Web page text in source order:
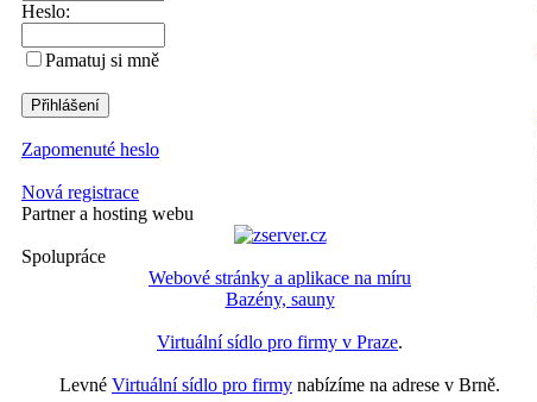
Heslo:
Pamatuj si mně
Zapomenuté heslo
Nová registrace
Partner a hosting webu
Spolupráce
Webové stránky a aplikace na míru
Bazény, sauny
Virtuální sídlo pro firmy v Praze.
Levné Virtuální sídlo pro firmy nabízíme na adrese v Brně.